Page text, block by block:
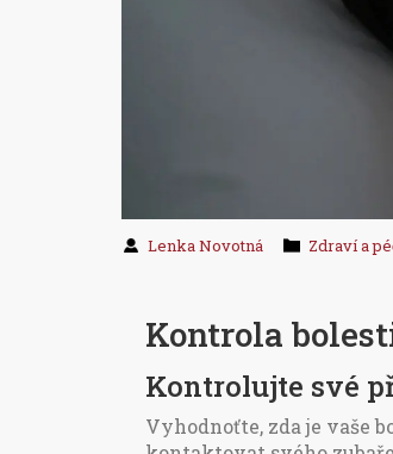
Lenka Novotná Zdraví a
Kontrola
Kontrolujte své
Vyhodnoťte, zda je vaše